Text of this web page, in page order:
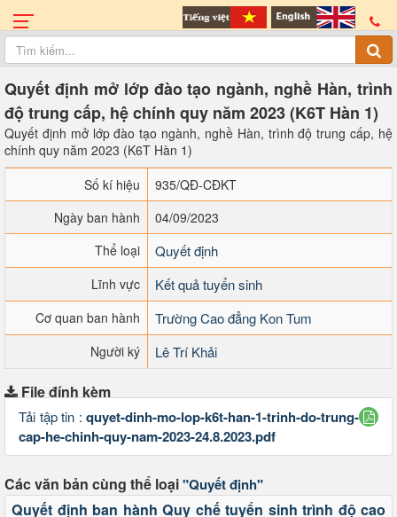
Quyết định mở lớp đào tạo ngành, nghề Hàn, trình
độ trung cấp, hệ chính quy năm 2023 (K6T Hàn 1)
Quyết định mở lớp đào tạo ngành, nghề Hàn, trình độ trung cấp, hệ
chính quy năm 2023 (K6T Hàn 1)
Số kí hiệu
935/QĐ-CĐKT
Ngày ban hành
04/09/2023
Thể loại
Quyết định
Lĩnh vực Kết quả tuyển sinh
Cơ quan ban hành Trường Cao đẳng Kon Tum
Người ký Lê Trí Khải
File đính kèm
Tải tập tin : quyet-dinh-mo-lop-k6t-han-1-trinh-do-trung-
cap-he-chinh-quy-nam-2023-24.8.2023.pdf
Các văn bản cùng thể loại"Quyết định"
Quyết định ban hành Quy chế tuyển sinh trình độ cao